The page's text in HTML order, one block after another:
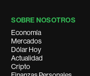
SOBRE NOSOTROS
Economía
Mercados
Dólar Hoy
Actualidad
Cripto